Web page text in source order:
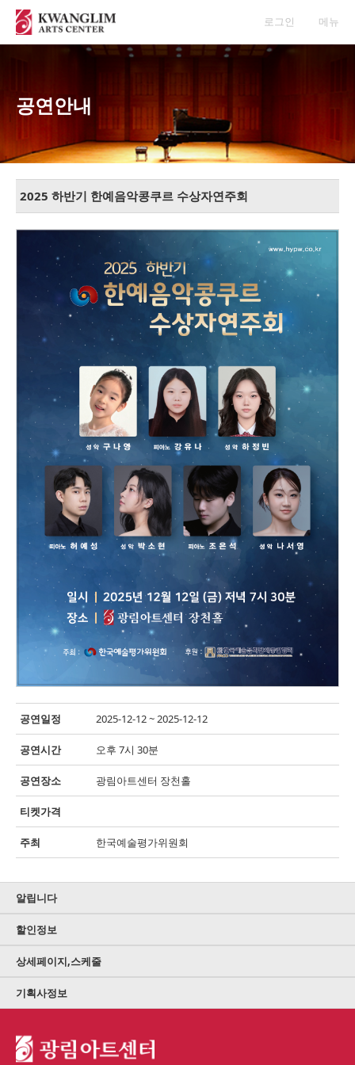
로그인 메뉴
공연안내
2025 하반기 한예음악콩쿠르 수상자연주회
공연일정 2025-12-12 ~ 2025-12-12
공연시간 오후 7시 30분
공연장소 광림아트센터 장천홀
티켓가격
주최 한국예술평가위원회
알립니다
할인정보
상세페이지,스케줄
기획사정보